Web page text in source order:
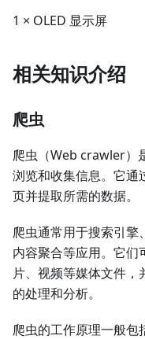
1 × OLED 显示屏
相关知识介绍
爬虫
爬虫（Web crawler）
浏览和收集信息。它通
页并提取所需的数据。
爬虫通常用于搜索引擎
内容聚合等应用。它们
片、视频等媒体文件
的处理和分析。
爬虫的工作原理一般包